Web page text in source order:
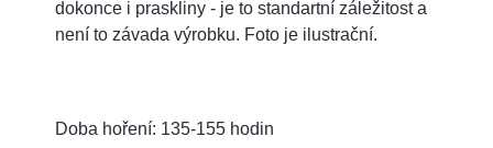
dokonce i praskliny - je to standartní záležitost a
není to závada výrobku. Foto je ilustrační.
Doba hoření: 135-155 hodin